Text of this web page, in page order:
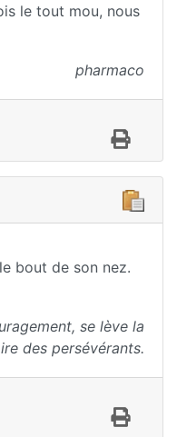
le tout mou, nous
pharmaco
bout de son nez.
se lève la
des persévérants.